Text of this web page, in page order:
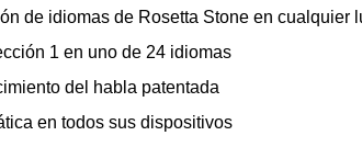
de idiomas de Rosetta Stone en cualquier
1 en uno de 24 idiomas
del habla patentada
en todos sus dispositivos